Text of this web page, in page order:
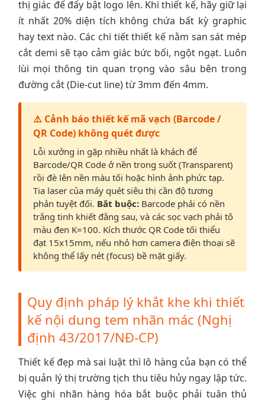
thị giác để đẩy bật logo lên. Khi thiết kế, hãy giữ lại
ít nhất 20% diện tích không chứa bất kỳ graphic
hay text nào. Các chi tiết thiết kế nằm san sát mép
cắt demi sẽ tạo cảm giác bức bối, ngột ngạt. Luôn
lùi mọi thông tin quan trọng vào sâu bên trong
đường cắt (Die-cut line) từ 3mm đến 4mm.
⚠️ Cảnh báo thiết kế mã vạch (Barcode /
QR Code) không quét được
Lỗi xưởng in gặp nhiều nhất là khách để
Barcode/QR Code ở nền trong suốt (Transparent)
rồi đè lên nền màu tối hoặc hình ảnh phức tạp.
Tia laser của máy quét siêu thị cần độ tương
phản tuyệt đối. Bắt buộc: Barcode phải có nền
trắng tinh khiết đằng sau, và các sọc vạch phải tô
màu đen K=100. Kích thước QR Code tối thiểu
đạt 15x15mm, nếu nhỏ hơn camera điện thoại sẽ
không thể lấy nét (focus) bề mặt giấy.
Quy định pháp lý khắt khe khi thiết
kế nội dung tem nhãn mác (Nghị
định 43/2017/NĐ-CP)
Thiết kế đẹp mà sai luật thì lô hàng của bạn có thể
bị quản lý thị trường tịch thu tiêu hủy ngay lập tức.
Việc ghi nhãn hàng hóa bắt buộc phải tuân thủ